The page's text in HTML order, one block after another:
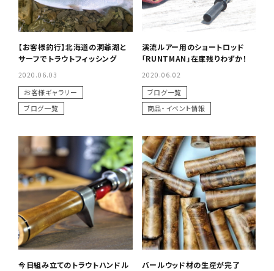
【お客様釣行】北海道の洞爺湖と
サーフでトラウトフィッシング
2020.06.03
お客様ギャラリー
ブログ一覧
渓流ルアー用のショートロッド
「RUNTMAN」在庫残りわずか！
2020.06.02
ブログ一覧
商品・イベント情報
今日組み立てのトラウトハンドル バールウッド材の生産が完了